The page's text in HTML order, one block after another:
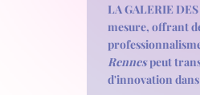
LA GALERIE
mesure, offrant
Rennespeut
d'innovation